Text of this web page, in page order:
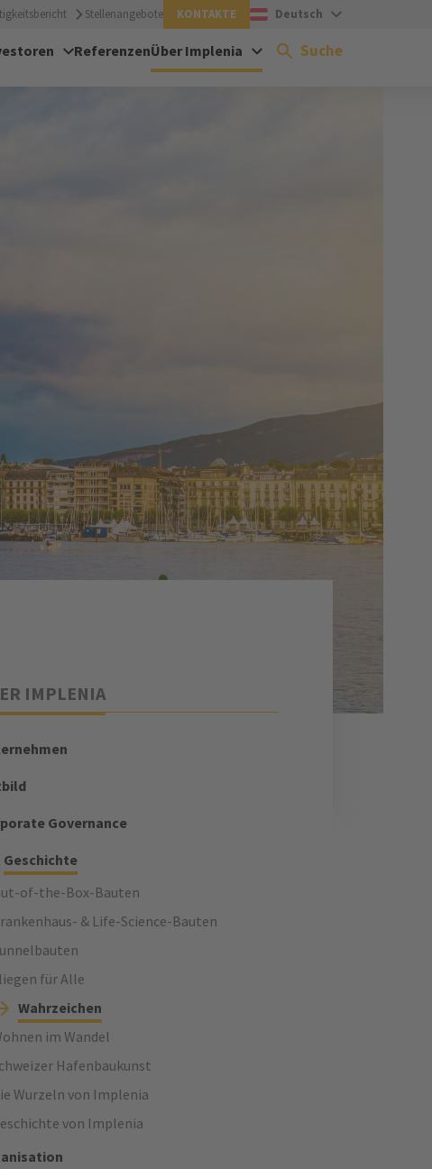
Stellenangebote KONTAKTE Deutsch
ReferenzenÜber Implenia Suche
IMPLENIA
Governance
Geschichte
of-the-Box-Bauten
& Life-Science-Bauten
für Alle
Wahrzeichen
im Wandel
Hafenbaukunst
Wurzeln von Implenia​
von Implenia